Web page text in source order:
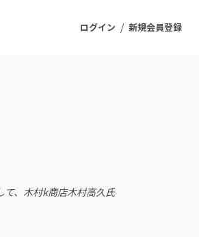
ログイン / 新規会員登録
ション
て、木村k商店木村高久氏